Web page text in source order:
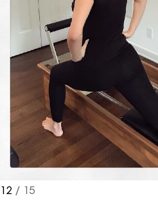
12 / 15